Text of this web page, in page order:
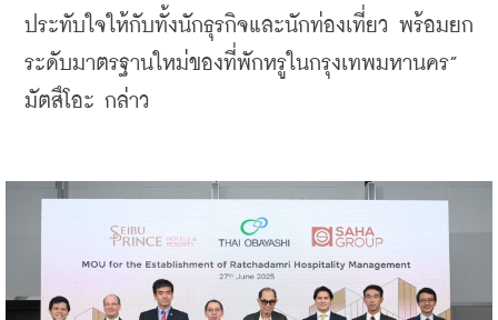
ประทับใจให้กับทั้งนักธุรกิจและนักท่องเที่ยว พร้อมยก
ระดับมาตรฐานใหม่ของที่พักหรูในกรุงเทพมหานคร”
มัตสึโอะ กล่าว